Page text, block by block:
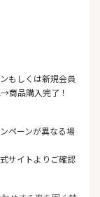
もしくは新規会員
品購入完了！
ペーンが異なる場
サイトよりご確認